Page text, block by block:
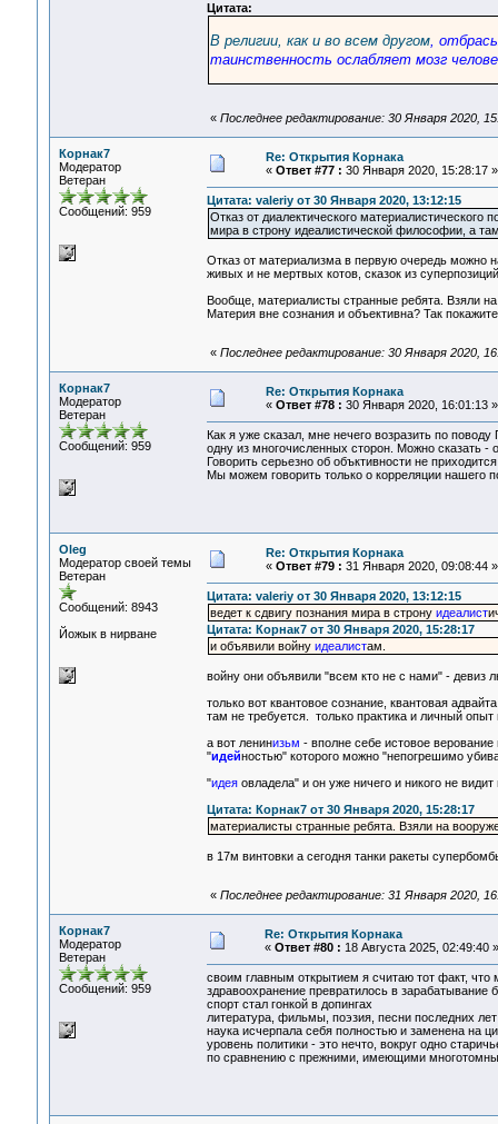
Цитата:
В религии, как и во всем другом,
таинственность ослабляет мозг
« Последнее редактирование: 30 Января 2020,
Корнак7
Модератор
Ветеран
Сообщений: 959
Re: Открытия Корнака
« Ответ #77 : 30 Января 2020, 15:28:17 »
Цитата: valeriy от 30 Января 2020, 13:12:15
Отказ от диалектического
мира в строну идеалистической философии, а
Отказ от материализма в первую очередь можно
живых и не мертвых котов, сказок из
Вообще, материалисты странные ребята. Взяли
Материя вне сознания и объективна? Так
« Последнее редактирование: 30 Января 2020,
Корнак7
Модератор
Ветеран
Сообщений: 959
Re: Открытия Корнака
« Ответ #78 : 30 Января 2020, 16:01:13 »
Как я уже сказал, мне нечего возразить по
одну из многочисленных сторон. Можно сказать -
Говорить серьезно об объктивности не
Мы можем говорить только о корреляции нашего
Oleg
Модератор своей темы
Ветеран
Сообщений: 8943
Йожык в нирване
Re: Открытия Корнака
« Ответ #79 : 31 Января 2020, 09:08:44 »
Цитата: valeriy от 30 Января 2020, 13:12:15
ведет к сдвигу познания мира в строну идеалист
Цитата: Корнак7 от 30 Января 2020, 15:28:17
и объявили войну идеалистам.
войну они объявили "всем кто не с нами" - девиз
только вот квантовое сознание, квантовая
там не требуется. только практика и личный
а вот ленинизьм - вполне себе истовое
"идейностью" которого можно "непогрешимо
"идеяовладела" и он уже ничего и никого не
Цитата: Корнак7 от 30 Января 2020, 15:28:17
материалисты странные ребята. Взяли на
в 17м винтовки а сегодня танки ракеты
« Последнее редактирование: 31 Января 2020,
Корнак7
Модератор
Ветеран
Сообщений: 959
Re: Открытия Корнака
« Ответ #80 : 18 Августа 2025, 02:49:40 »
своим главным открытием я считаю тот факт, что
здравоохранение превратилось в зарабатывание
спорт стал гонкой в допингах
литература, фильмы, поэзия, песни последних
наука исчерпала себя полностью и заменена на
уровень политики - это нечто, вокруг одно
по сравнению с прежними, имеющими